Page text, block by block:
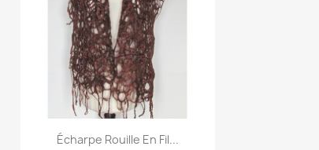
Aperçu rapide
Écharpe Rouille En Fil...